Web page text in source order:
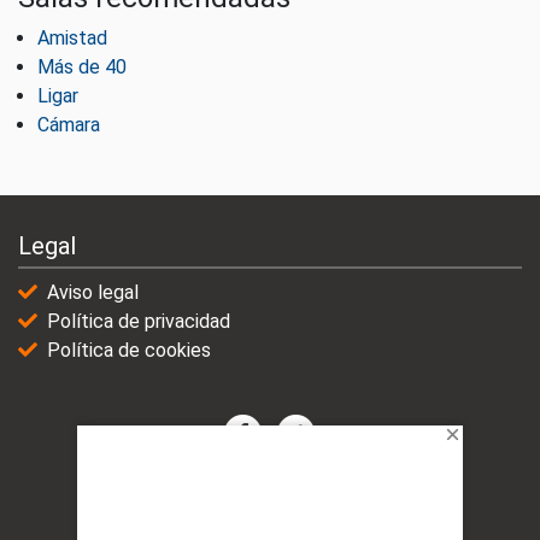
Amistad
Más de 40
Ligar
Cámara
Legal
Aviso legal
Política de privacidad
Política de cookies